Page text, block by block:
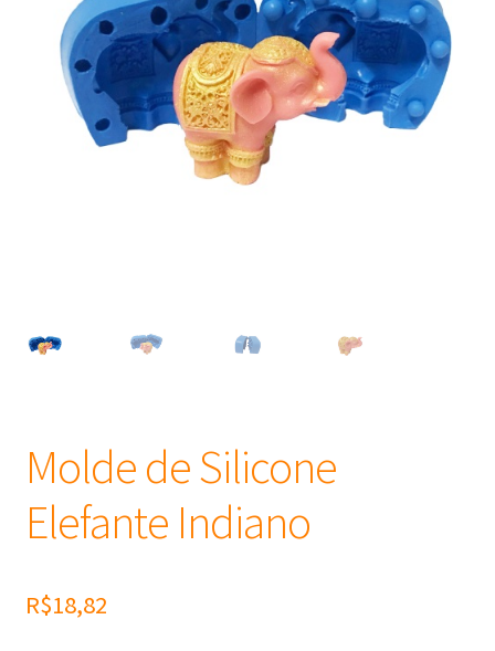
Frascos
Extratos
Óleos
Molde de Silicone
Elefante Indiano
R$18,82